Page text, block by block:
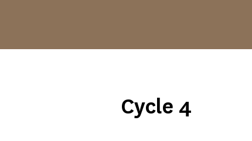
Cycle 4